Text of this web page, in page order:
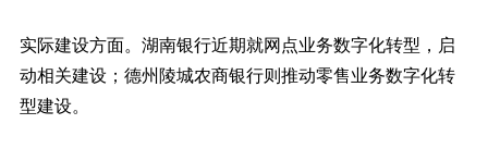
实际建设方面。湖南银行近期就网点业务数字化转型，启
动相关建设；德州陵城农商银行则推动零售业务数字化转
型建设。